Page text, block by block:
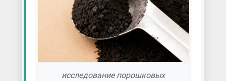
исследование порошковых